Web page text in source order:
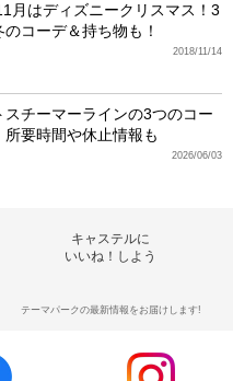
月はディズニークリスマス！3
コーデ＆持ち物も！
2018/11/14
スチーマーラインの3つのコー
要時間や休止情報も
2026/06/03
キャステルに
いいね！しよう
テーマパークの最新情報をお届けします!